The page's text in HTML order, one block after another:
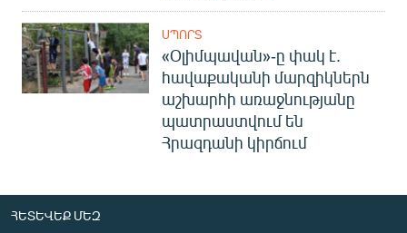
ՍՊՈՐՏ
«Օլիմպավան»-ը փակ է.
հավաքականի մարզիկներն
աշխարհի առաջնությանը
պատրաստվում են
Հրազդանի կիրճում
ՀԵՏԵՎԵՔ ՄԵԶ